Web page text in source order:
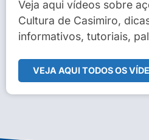
Veja aqui vídeos sobre
Cultura de Casimiro,
informativos, tutoriais,
VEJA AQUI TODOS OS
Sidney Macedo
Veja Vídeo